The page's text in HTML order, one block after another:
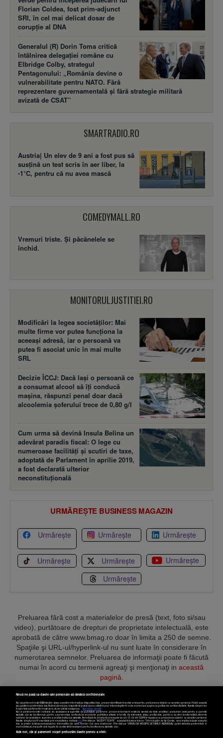
Florian Coldea, fost prim-adjunct
SRI, în cel mai delicat dosar de
corupție al DNA
Generalul (R) Dorin Toma critică
întâlnirea delegației române cu
Elbridge Colby, strategul
Pentagonului: „România devine o
vulnerabilitate pentru NATO. Fără
reprezentare guvernamentală și fără strategie militară
avizată de CSAT”
SMARTRADIO.RO
Austria| Un elev de 9 ani a fost pus să
susţină un test scris în aer liber, la
-1°C, pentru că nu avea mască
COMEDYMALL.RO
Vremuri triste. Şi păcănelele se
închid.
MONITORULJUSTITIEI.RO
Modificări la legea societăţilor: Mai
multe firme vor putea funcţiona la
aceeaşi adresă, iar o persoană va
putea fi asociat unic în mai multe
SRL
Decizie ÎCCJ: Dacă laşi o persoană ce
a consumat alcool să îţi conducă
maşina, răspunzi penal doar dacă
alcoolemia şoferului trece de 0,80 g/l
Cum urma să devină Insula Belina un
adevărat paradis fiscal: O lege cu
numeroase facilităţi şi scutiri de taxe,
adoptată de Parlament în aprilie 2019,
a fost declarată ulterior
neconstituţională
URMĂREȘTE BUSINESS MAGAZIN
Urmărește Urmărește Urmărește
Urmărește Urmărește
Urmărește
Urmărește
Preluarea fără cost a materialelor de presă (text, foto si/sau
video), purtătoare de drepturi de proprietate intelectuală, este
aprobată de către www.bmag.ro doar în limita a 250 de semne.
Spaţiile şi URL-ul/hyperlink-ul nu sunt luate în considerare în
numerotarea semnelor. Preluarea de informaţii poate fi făcută
numai în acord cu termenii agreaţi şi menţionaţi in această
pagină.
Termeni și condiții Confidențialitate Cookies Contact
Copyright © 2025 BUSINESSMEX S.A.
Nouă ne pasă ca datele tale personale să rămână confidențiale
Noi și partenerii noștri589stocăm și/sau accesăm informații pe dispozitivul dvs., precum identificatorii cookie unici pentru prelucrarea datelor cu caracter personal. Puteți accepta
sau gestiona preferințele dvs. făcând clic mai jos, respectiv vă puteți opune utilizării unui interes legitim în orice moment pe pagina cu politica de confidențialitate. Aceste alegeri vor
fi raportate partenerilor noștri și nu vă vor afecta navigarea.
Mai multe detalii
Noi si partenerii nostri (retelele de socializare si agentiile de publicitate partenere, precum si furnizorii nostri de servicii de date analitice) prelucram date pentru a permite
website-ului sa functioneze, pentru a personaliza continutul si anunturile publicitare afisate in functie de interesele si/sau profilul dvs., pentru a va oferi functionalitati aferente
retelelor de socializare si pentru a analiza traficul pe website. Beneficiati de drepturile prevazute de art. 15-22 din GDPR in legatura cu prelucrarea datelor cu caracter personal.
Aceste drepturi pot fi exercitate prin modalitatea indicataaici. Prin click pe “ACCEPT TOATE”, acceptati folosirea tuturor Tehnologiilor de tip Cookie, care implica inclusiv acceptul
dvs. cu privire la stocarea/accesarea informatiilor de catre Vendor-ii cu care colaboram. Prin click pe “VREAU SA MODIFIC SETARILE INDIVIDUAL” puteti schimba preferintele in
mod individual, mai putin cele legate de cookie strict necesare pentru functionarea website-ului.
Atât noi, cât și partenerii noștri prelucrăm datele pentru a oferi: